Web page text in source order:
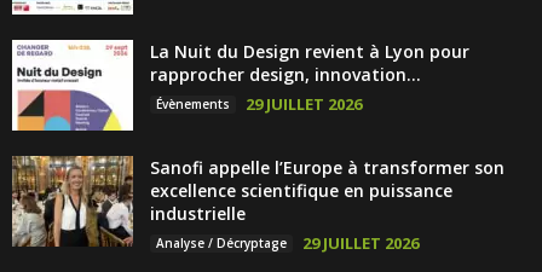
La Nuit du Design revient à Lyon pour
rapprocher design, innovation...
Évènements 29 JUILLET 2026
Sanofi appelle l’Europe à transformer son
excellence scientifique en puissance
industrielle
Analyse / Décryptage 29 JUILLET 2026